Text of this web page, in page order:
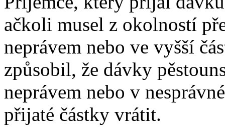
ačkoli musel z okolností
neprávem nebo ve vyšší
způsobil, že dávky
neprávem nebo v
přijaté částky vrátit.